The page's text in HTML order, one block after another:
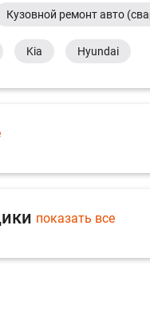
Кузовной ремонт авто
Kia Hyundai
показать все